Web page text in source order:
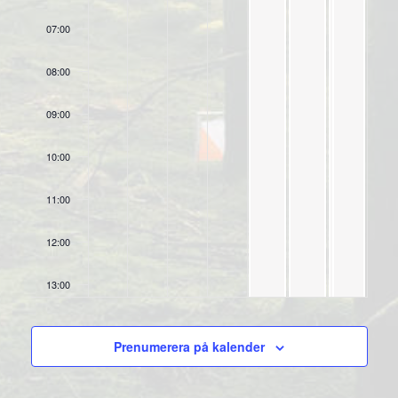
07:00
08:00
09:00
10:00
11:00
12:00
13:00
14:00
15:00
Prenumerera på kalender